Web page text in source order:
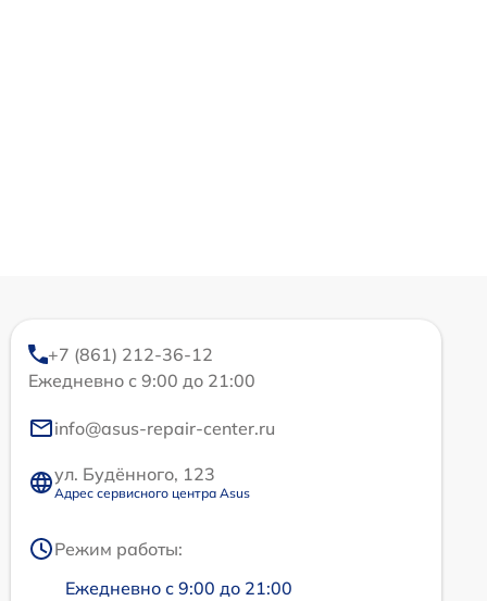
+7 (861) 212-36-12
Ежедневно с 9:00 до 21:00
info@asus-repair-center.ru
ул. Будённого, 123
Адрес сервисного центра Asus
Режим работы:
Ежедневно с 9:00 до 21:00